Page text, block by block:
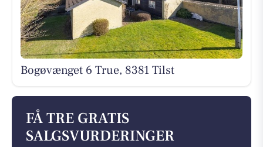
Bogøvænget 6 True, 8381 Tilst
FÅ TRE GRATIS
SALGSVURDERINGER